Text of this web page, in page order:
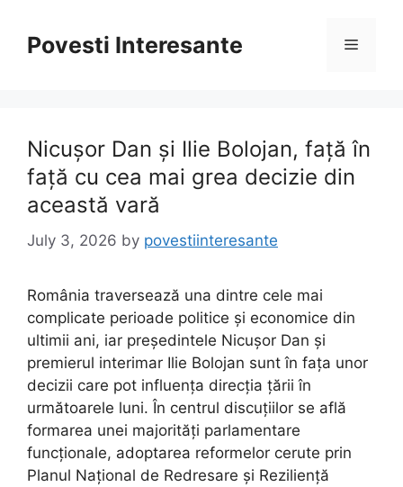
contentPovesti Interesante Menu
Nicușor Dan și Ilie Bolojan, față în
față cu cea mai grea decizie din
această vară
July 3, 2026 by povestiinteresante
România traversează una dintre cele mai
complicate perioade politice și economice din
ultimii ani, iar președintele Nicușor Dan și
premierul interimar Ilie Bolojan sunt în fața unor
decizii care pot influența direcția țării în
următoarele luni. În centrul discuțiilor se află
formarea unei majorități parlamentare
funcționale, adoptarea reformelor cerute prin
Planul Național de Redresare și Reziliență